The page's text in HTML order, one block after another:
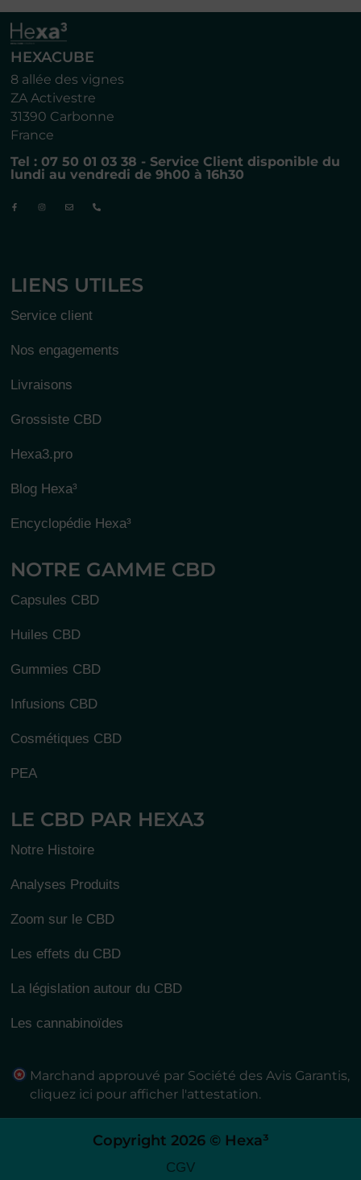
HEXACUBE
8 allée des vignes
ZA Activestre
31390 Carbonne
France
Tel : 07 50 01 03 38 - Service Client disponible du
lundi au vendredi de 9h00 à 16h30
LIENS UTILES
Service client
Nos engagements
Livraisons
Grossiste CBD
Hexa3.pro
Blog Hexa³
Encyclopédie Hexa³
NOTRE GAMME CBD
Capsules CBD
Huiles CBD
Gummies CBD
Infusions CBD
Cosmétiques CBD
PEA
LE CBD PAR HEXA3
Notre Histoire
Analyses Produits
Zoom sur le CBD
Les effets du CBD
La législation autour du CBD
Les cannabinoïdes
Marchand approuvé par Société des Avis Garantis,
cliquez ici pour afficher l'attestation.
Copyright 2026 © Hexa³
CGV